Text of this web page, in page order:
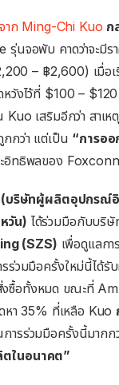
จาก Ming-Chi Kuo ก
นจอพับ คาดว่าจะมีร
– ฿2,600) เมื่อเ
หวังไว้ที่ $100 –
เสริมอีกว่า สาเห
กว่า แต่เป็น “การอ
อิทธิพลของ
บริษัทผู้ผลิตอุปกรณ์อิ
วัน) ได้ร่วมมือกับบริ
(SZS) เพื่อดูแลก
ร่วมมือครั้งใหม่นี้ได้รั
ซื้อทั้งหมด ขณะที่
หา 35% ที่เหลือ Kuo
รร่วมมือครั้งนี้มากก
ในอนาคต”